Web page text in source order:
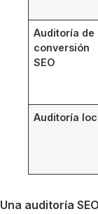
Auditoría de
conversión
SEO
Auditoría
Una auditoría